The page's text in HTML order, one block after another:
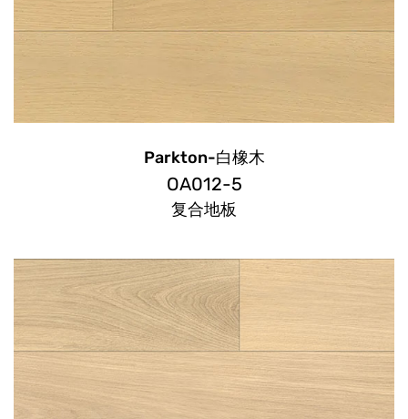
Parkton-白橡木
OA012-5
复合地板